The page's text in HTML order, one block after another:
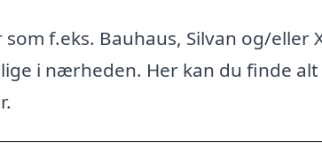
f.eks. Bauhaus, Silvan og/
i nærheden. Her kan du finde